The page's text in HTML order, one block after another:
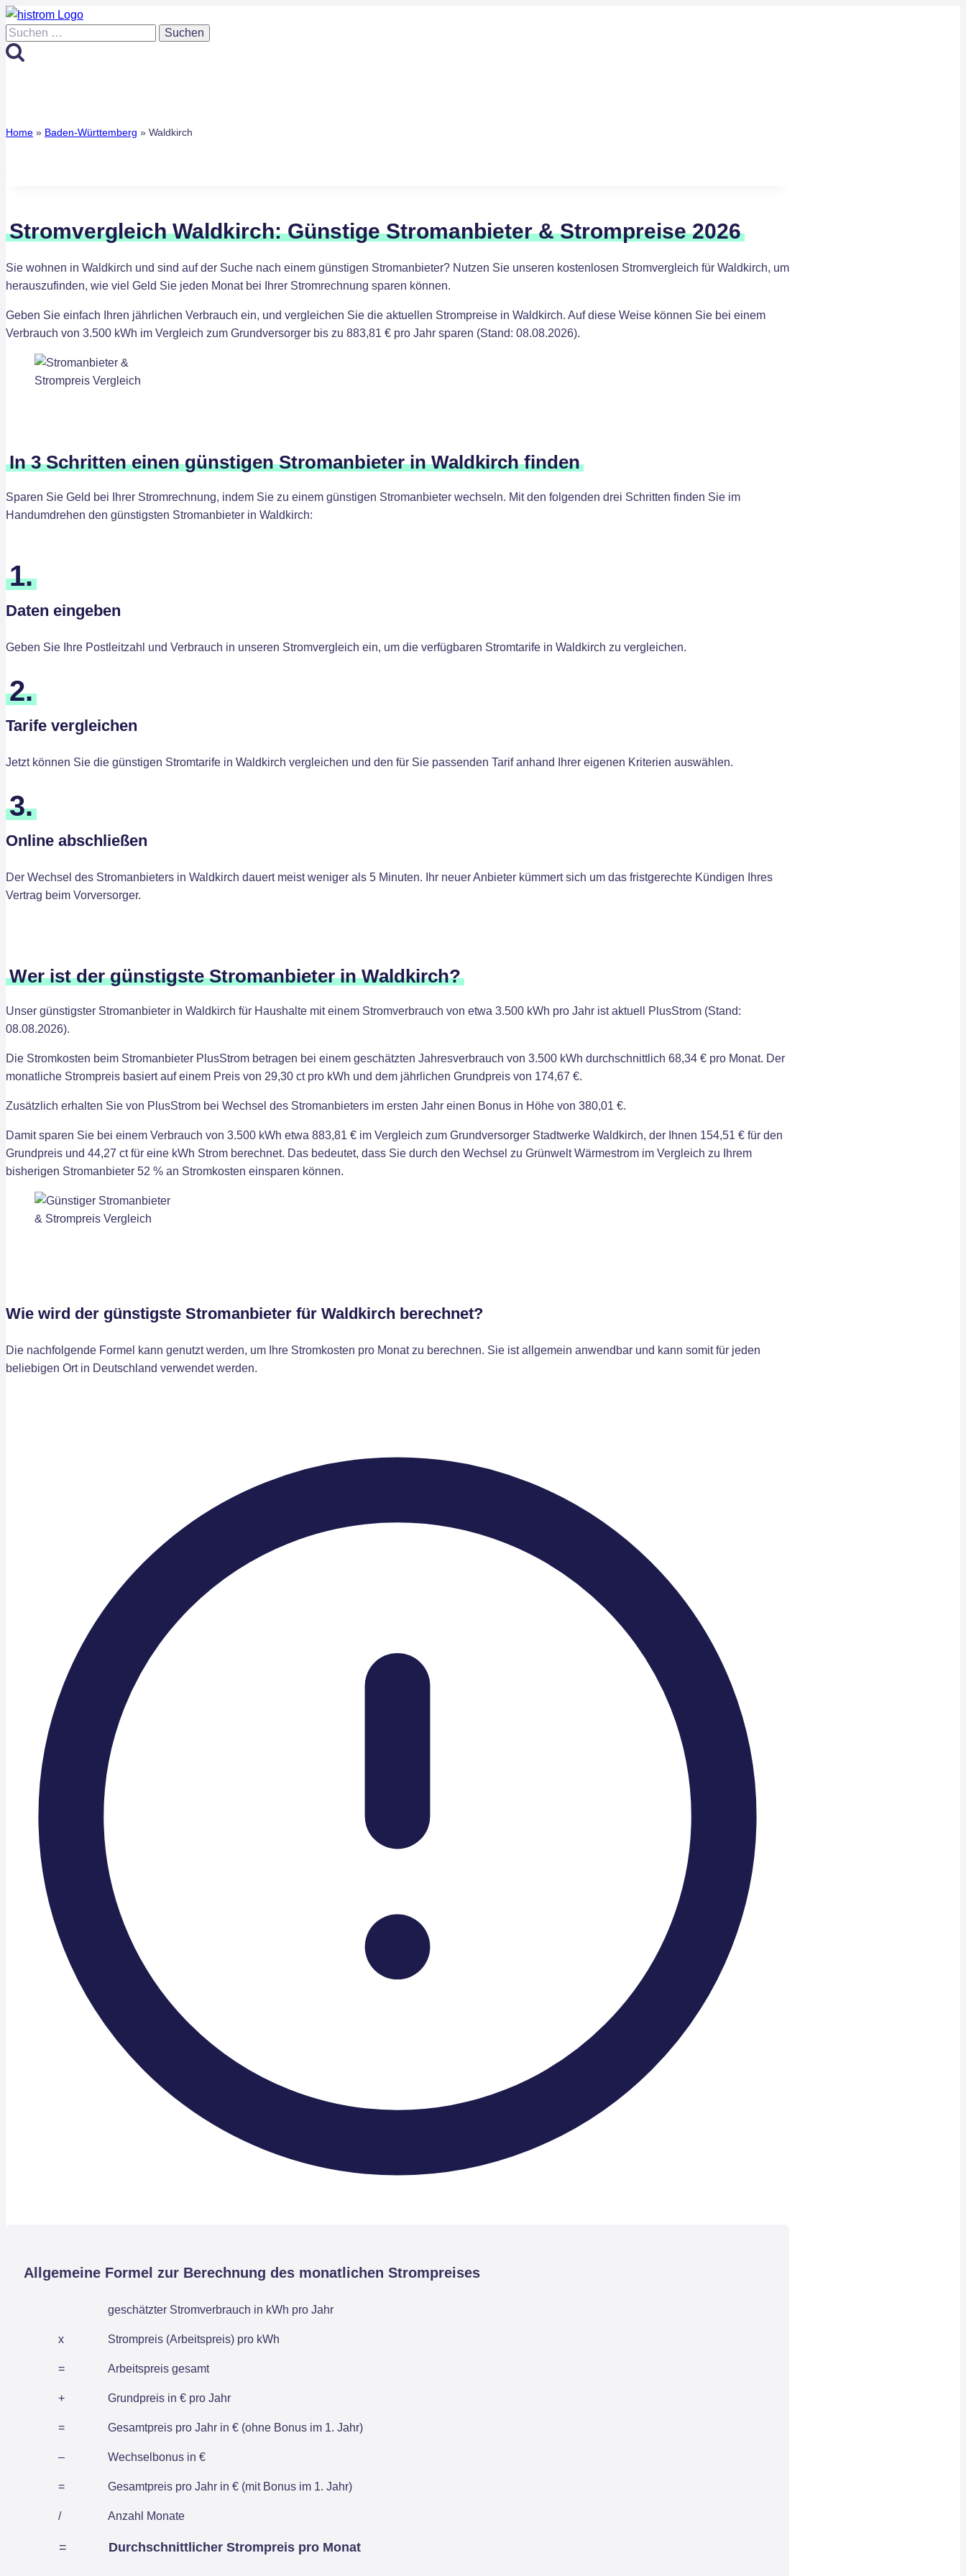
Zum
Inhalt
springen
Suchen
nach:
Home » Baden-Württemberg » Waldkirch
Stromvergleich Waldkirch: Günstige Stromanbieter & Strompreise 2026
Sie wohnen in Waldkirch und sind auf der Suche nach einem günstigen Stromanbieter? Nutzen Sie unseren kostenlosen Stromvergleich für Waldkirch, um
herauszufinden, wie viel Geld Sie jeden Monat bei Ihrer Stromrechnung sparen können.
Geben Sie einfach Ihren jährlichen Verbrauch ein, und vergleichen Sie die aktuellen Strompreise in Waldkirch. Auf diese Weise können Sie bei einem
Verbrauch von 3.500 kWh im Vergleich zum Grundversorger bis zu 883,81 € pro Jahr sparen (Stand: 08.08.2026).
In 3 Schritten einen günstigen Stromanbieter in Waldkirch finden
Sparen Sie Geld bei Ihrer Stromrechnung, indem Sie zu einem günstigen Stromanbieter wechseln. Mit den folgenden drei Schritten finden Sie im
Handumdrehen den günstigsten Stromanbieter in Waldkirch:
1.
Daten eingeben
Geben Sie Ihre Postleitzahl und Verbrauch in unseren Stromvergleich ein, um die verfügbaren Stromtarife in Waldkirch zu vergleichen.
2.
Tarife vergleichen
Jetzt können Sie die günstigen Stromtarife in Waldkirch vergleichen und den für Sie passenden Tarif anhand Ihrer eigenen Kriterien auswählen.
3.
Online abschließen
Der Wechsel des Stromanbieters in Waldkirch dauert meist weniger als 5 Minuten. Ihr neuer Anbieter kümmert sich um das fristgerechte Kündigen Ihres
Vertrag beim Vorversorger.
Wer ist der günstigste Stromanbieter in Waldkirch?
Unser günstigster Stromanbieter in Waldkirch für Haushalte mit einem Stromverbrauch von etwa 3.500 kWh pro Jahr ist aktuell PlusStrom (Stand:
08.08.2026).
Die Stromkosten beim Stromanbieter PlusStrom betragen bei einem geschätzten Jahresverbrauch von 3.500 kWh durchschnittlich 68,34 € pro Monat. Der
monatliche Strompreis basiert auf einem Preis von 29,30 ct pro kWh und dem jährlichen Grundpreis von 174,67 €.
Zusätzlich erhalten Sie von PlusStrom bei Wechsel des Stromanbieters im ersten Jahr einen Bonus in Höhe von 380,01 €.
Damit sparen Sie bei einem Verbrauch von 3.500 kWh etwa 883,81 € im Vergleich zum Grundversorger Stadtwerke Waldkirch, der Ihnen 154,51 € für den
Grundpreis und 44,27 ct für eine kWh Strom berechnet. Das bedeutet, dass Sie durch den Wechsel zu Grünwelt Wärmestrom im Vergleich zu Ihrem
bisherigen Stromanbieter 52 % an Stromkosten einsparen können.
Wie wird der günstigste Stromanbieter für Waldkirch berechnet?
Die nachfolgende Formel kann genutzt werden, um Ihre Stromkosten pro Monat zu berechnen. Sie ist allgemein anwendbar und kann somit für jeden
beliebigen Ort in Deutschland verwendet werden.
Allgemeine Formel zur Berechnung des monatlichen Strompreises
geschätzter Stromverbrauch in kWh pro Jahr
x Strompreis (Arbeitspreis) pro kWh
= Arbeitspreis gesamt
+ Grundpreis in € pro Jahr
= Gesamtpreis pro Jahr in € (ohne Bonus im 1. Jahr)
– Wechselbonus in €
= Gesamtpreis pro Jahr in € (mit Bonus im 1. Jahr)
/ Anzahl Monate
= Durchschnittlicher Strompreis pro Monat